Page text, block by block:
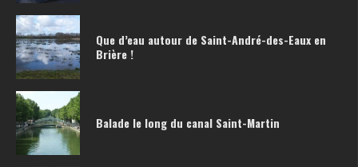
Que d’eau autour de Saint-André-des-Eaux en
Brière !
Balade le long du canal Saint-Martin